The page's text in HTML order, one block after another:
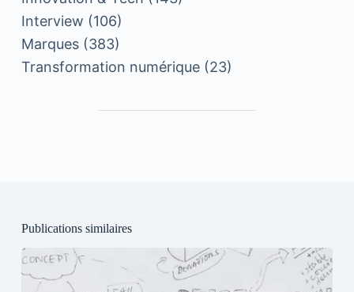
Interview (106)
Marques(383)
Transformation numérique(23)
Publications similaires